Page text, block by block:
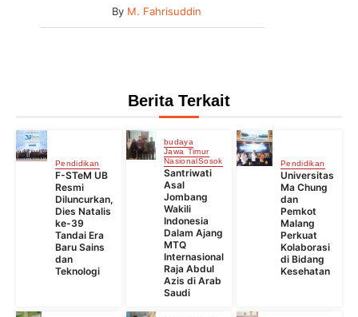
By M. Fahrisuddin
Berita Terkait
Pendidikan
F-STeM UB
Resmi
Diluncurkan,
Dies Natalis
ke-39
Tandai Era
Baru Sains
dan
Teknologi
budaya
Jawa Timur
NasionalSosok
Santriwati
Asal
Jombang
Wakili
Indonesia
Dalam Ajang
MTQ
Internasional
Raja Abdul
Azis di Arab
Saudi
Pendidikan
Universitas
Ma Chung
dan
Pemkot
Malang
Perkuat
Kolaborasi
di Bidang
Kesehatan